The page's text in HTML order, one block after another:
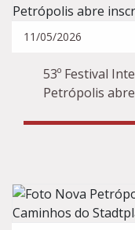
11/05/2026
53º Festival
Petrópolis